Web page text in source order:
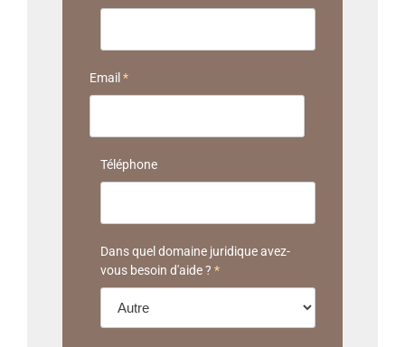
Email *
Téléphone
Dans quel domaine juridique avez-
vous besoin d'aide ? *